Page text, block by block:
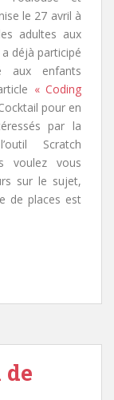
le 27 avril à
adultes aux
déjà participé
aux enfants
« Coding
pour en
par la
Scratch
voulez vous
sur le sujet,
de places est
de